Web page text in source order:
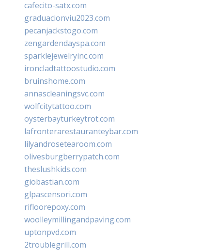
cafecito-satx.com
graduacionviu2023.com
pecanjackstogo.com
zengardendayspa.com
sparklejewelryinc.com
ironcladtattoostudio.com
bruinshome.com
annascleaningsvc.com
wolfcitytattoo.com
oysterbayturkeytrot.com
lafronterarestauranteybar.com
lilyandrosetearoom.com
olivesburgberrypatch.com
theslushkids.com
giobastian.com
glpascensori.com
rifloorepoxy.com
woolleymillingandpaving.com
uptonpvd.com
2troublegrill.com